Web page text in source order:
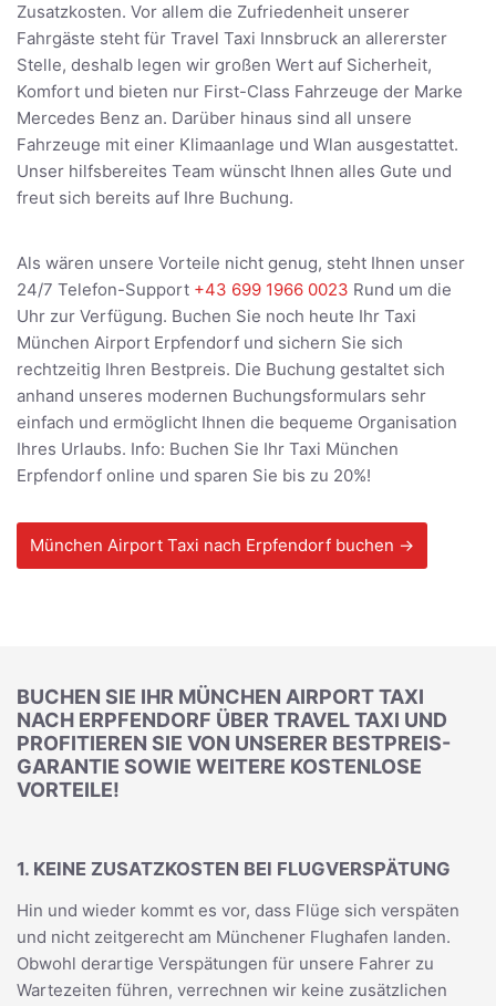
Zusatzkosten. Vor allem die Zufriedenheit unserer
Fahrgäste steht für Travel Taxi Innsbruck an allererster
Stelle, deshalb legen wir großen Wert auf Sicherheit,
Komfort und bieten nur First-Class Fahrzeuge der Marke
Mercedes Benz an. Darüber hinaus sind all unsere
Fahrzeuge mit einer Klimaanlage und Wlan ausgestattet.
Unser hilfsbereites Team wünscht Ihnen alles Gute und
freut sich bereits auf Ihre Buchung.
Als wären unsere Vorteile nicht genug, steht Ihnen unser
24/7 Telefon-Support +43 699 1966 0023 Rund um die
Uhr zur Verfügung. Buchen Sie noch heute Ihr Taxi
München Airport Erpfendorf und sichern Sie sich
rechtzeitig Ihren Bestpreis. Die Buchung gestaltet sich
anhand unseres modernen Buchungsformulars sehr
einfach und ermöglicht Ihnen die bequeme Organisation
Ihres Urlaubs. Info: Buchen Sie Ihr Taxi München
Erpfendorf online und sparen Sie bis zu 20%!
München Airport Taxi nach Erpfendorf buchen →
BUCHEN SIE IHR MÜNCHEN AIRPORT TAXI
NACH ERPFENDORF ÜBER TRAVEL TAXI UND
PROFITIEREN SIE VON UNSERER BESTPREIS-
GARANTIE SOWIE WEITERE KOSTENLOSE
VORTEILE!
1. KEINE ZUSATZKOSTEN BEI FLUGVERSPÄTUNG
Hin und wieder kommt es vor, dass Flüge sich verspäten
und nicht zeitgerecht am Münchener Flughafen landen.
Obwohl derartige Verspätungen für unsere Fahrer zu
Wartezeiten führen, verrechnen wir keine zusätzlichen